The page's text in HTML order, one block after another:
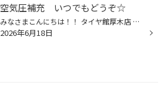
空気圧補充 いつでもどうぞ☆
みなさまこんにちは！！ タイヤ館厚木店 ざわちんです(^^♪ みなさん、タイヤの空気圧見てますか～？ 本来であれば、空気圧の補充は 月に１回 と言われています！！ タイヤは空気圧によって耐えられる重さが変わってきますので 空気圧不足ですと 最悪バーストの危険性や タイヤが早く減ってしまった...
2026年6月18日